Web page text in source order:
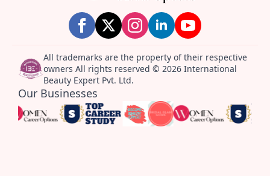
All trademarks are the property of their respective
owners All rights reserved © 2026 International
Beauty Expert Pvt. Ltd.
Our Businesses